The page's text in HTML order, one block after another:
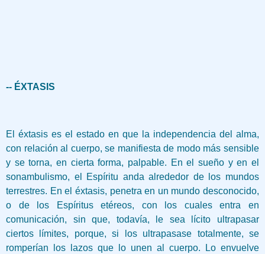
-- ÉXTASIS
El éxtasis es el estado en que la independencia del alma,
con relación al cuerpo, se manifiesta de modo más sensible
y se torna, en cierta forma, palpable. En el sueño y en el
sonambulismo, el Espíritu anda alrededor de los mundos
terrestres. En el éxtasis, penetra en un mundo desconocido,
o de los Espíritus etéreos, con los cuales entra en
comunicación, sin que, todavía, le sea lícito ultrapasar
ciertos límites, porque, si los ultrapasase totalmente, se
romperían los lazos que lo unen al cuerpo. Lo envuelve